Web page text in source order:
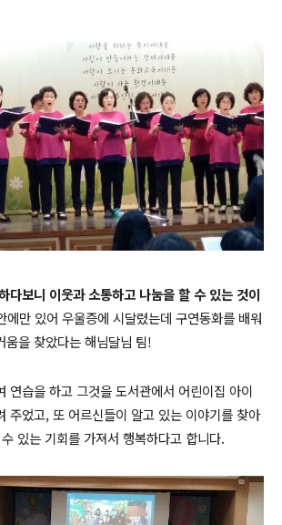
다보니 이웃과 소통하고 나눔을 할 수 있는 것이
에만 있어 우울증에 시달렸는데 구연동화를 배워
움을 찾았다는 해님달님 팀!
연습을 하고 그것을 도서관에서 어린이집 아이
주었고, 또 어르신들이 알고 있는 이야기를 찾아
있는 기회를 가져서 행복하다고 합니다.